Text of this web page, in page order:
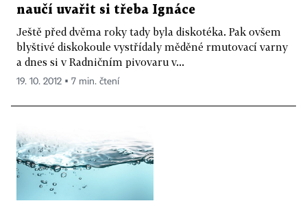
naučí uvařit si třeba Ignáce
Ještě před dvěma roky tady byla diskotéka. Pak ovšem
blyštivé diskokoule vystřídaly měděné rmutovací varny
a dnes si v Radničním pivovaru v...
19. 10. 2012 ▪ 7 min. čtení